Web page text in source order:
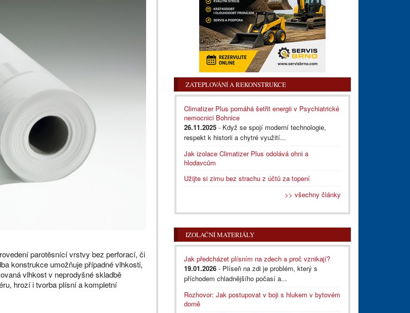
parotěsnící vrstvy bez perforací, či
konstrukce umožňuje případné vlhkosti,
vlhkost v neprodyšné skladbě
hrozí i tvorba plísní a kompletní
ZATEPLOVÁNÍ A REKONSTRUKCE
Climatizer Plus pomáhá šetřit energii v Psychiatrické
nemocnici Bohnice
26.11.2025 - Když se spojí moderní technologie,
respekt k historii a chytré využití...
Jak izolace Climatizer Plus odolává ohni a
hlodavcům
Užijte si zimu bez strachu z účtů za topení
>> všechny články
IZOLAČNÍ MATERIÁLY
Jak předcházet plísním na zdech a proč vznikají?
19.01.2026 - Plíseň na zdi je problém, který s
příchodem chladnějšího počasí a...
Rozhovor: Jak postupovat v boji s hlukem v bytovém
domě